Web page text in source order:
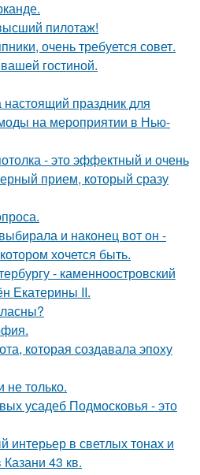
пилотаж!
очень требуется совет.
гостиной.
праздник для
на мероприятии в Нью-
- это эффектный и очень
прием, который сразу
и наконец вот он -
хочется быть.
- каменноостровский
Екатерины II.
которая создавала эпоху
не только.
усадеб Подмосковья - это
интерьер в светлых тонах и
43 кв.